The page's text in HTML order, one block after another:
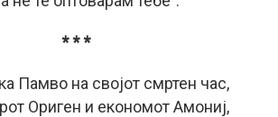
* * *
Памво на својот смртен час,
Ориген и економот Амониј,